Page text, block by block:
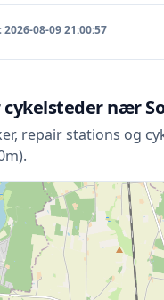
2026-08-09 21:00:57
cykelsteder nær
repair stations og